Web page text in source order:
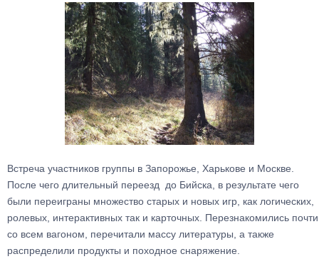
Встреча участников группы в Запорожье, Харькове и Москве.
После чего длительный переезд до Бийска, в результате чего
были переиграны множество старых и новых игр, как логических,
ролевых, интерактивных так и карточных. Перезнакомились почти
со всем вагоном, перечитали массу литературы, а также
распределили продукты и походное снаряжение.